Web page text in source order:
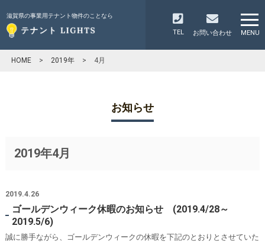
滋賀県の事業用テナント物件のことなら
TEL お問い合わせ MENU
HOME > 2019年 > 4月
お知らせ
2019年4月
2019.4.26
ゴールデンウィーク休暇のお知らせ (2019.4/28～
2019.5/6)
誠に勝手ながら、ゴールデンウィークの休暇を下記のとおりとさせていた